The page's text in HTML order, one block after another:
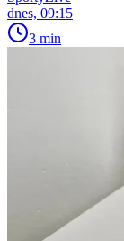
dnes, 09:15
3 min